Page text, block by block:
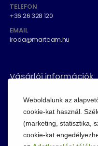
Weboldalunk az
cookie-kat használ.
(marketing, statisztika,
cookie-kat
TELEFON
+36 26 328 120
EMAIL
iroda@marteam.hu
Vásárlói információk
Fizetési módok
Adatvédelem
Cookie szabályzat